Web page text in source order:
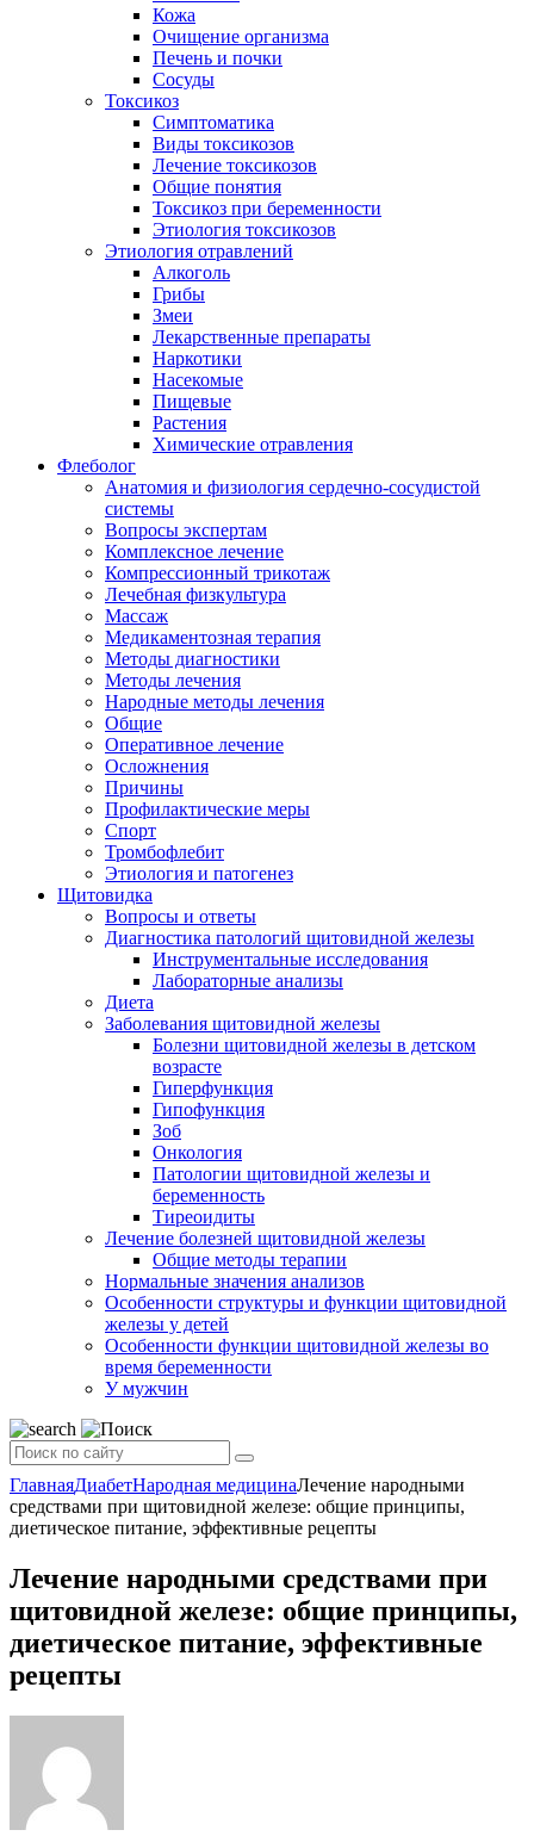
Кожа
Очищение организма
Печень и почки
Сосуды
Токсикоз
Cимптоматика
Виды токсикозов
Лечение токсикозов
Общие понятия
Токсикоз при беременности
Этиология токсикозов
Этиология отравлений
Алкоголь
Грибы
Змеи
Лекарственные препараты
Наркотики
Насекомые
Пищевые
Растения
Химические отравления
Флеболог
Анатомия и физиология сердечно-сосудистой
системы
Вопросы экспертам
Комплексное лечение
Компрессионный трикотаж
Лечебная физкультура
Массаж
Медикаментозная терапия
Методы диагностики
Методы лечения
Народные методы лечения
Общие
Оперативное лечение
Осложнения
Причины
Профилактические меры
Спорт
Тромбофлебит
Этиология и патогенез
Щитовидка
Вопросы и ответы
Диагностика патологий щитовидной железы
Инструментальные исследования
Лабораторные анализы
Диета
Заболевания щитовидной железы
Болезни щитовидной железы в детском
возрасте
Гиперфункция
Гипофункция
Зоб
Онкология
Патологии щитовидной железы и
беременность
Тиреоидиты
Лечение болезней щитовидной железы
Общие методы терапии
Нормальные значения анализов
Особенности структуры и функции щитовидной
железы у детей
Особенности функции щитовидной железы во
время беременности
У мужчин
ГлавнаяДиабетНародная медицинаЛечение народными
средствами при щитовидной железе: общие принципы,
диетическое питание, эффективные рецепты
Лечение народными средствами при
щитовидной железе: общие принципы,
диетическое питание, эффективные
рецепты